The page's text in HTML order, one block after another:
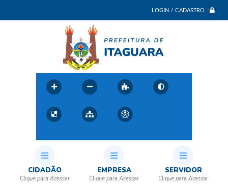
LOGIN / CADASTRO
CIDADÃO EMPRESA SERVIDOR